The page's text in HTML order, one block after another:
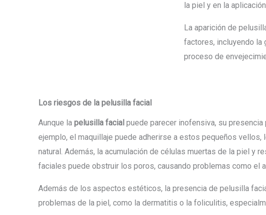
la piel y en la
La aparición de
factores, incluyendo la
proceso de
Los riesgos de la pelusilla facial
Aunque la pelusilla facial puede parecer inofensiva, su
ejemplo, el maquillaje puede adherirse a estos pequeños vellos,
natural. Además, la acumulación de células muertas de la piel y
faciales puede obstruir los poros, causando problemas como el
Además de los aspectos estéticos, la presencia de pelusilla
problemas de la piel, como la dermatitis o la foliculitis,